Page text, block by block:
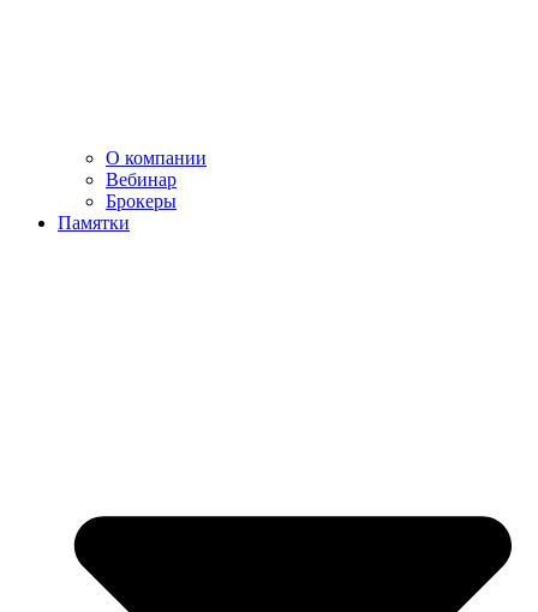
О компании
Вебинар
Брокеры
Памятки